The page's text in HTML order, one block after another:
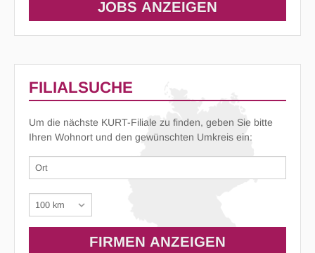
FILIALSUCHE
Um die nächste KURT-Filiale zu finden, geben Sie bitte
Ihren Wohnort und den gewünschten Umkreis ein: